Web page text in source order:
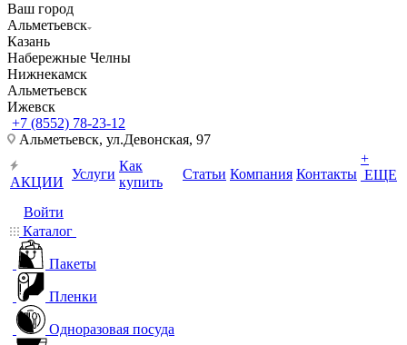
Ваш город
Альметьевск
Казань
Набережные Челны
Нижнекамск
Альметьевск
Ижевск
+7 (8552) 78-23-12
Альметьевск, ​ул.Девонская, 97
АКЦИИ
Услуги
Как
купить
Статьи Компания Контакты
+
ЕЩЕ
Войти
Каталог
Пакеты
Пленки
Одноразовая посуда